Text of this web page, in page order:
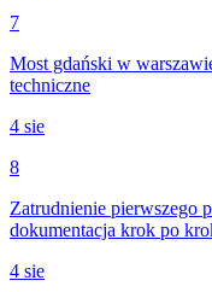
7
Most gdański w
techniczne
4 sie
8
Zatrudnienie pierwszego
dokumentacja krok po
4 sie